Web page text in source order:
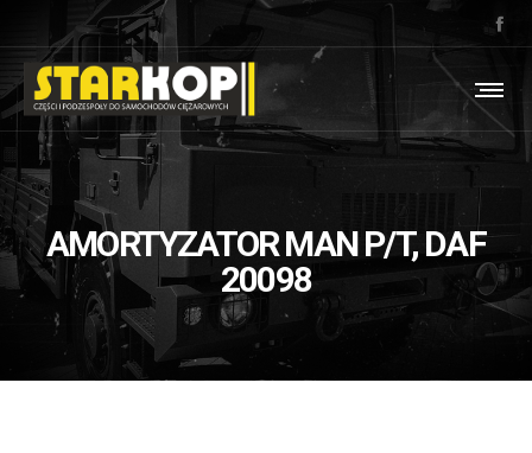
AMORTYZATOR MAN P/T, DAF
20098